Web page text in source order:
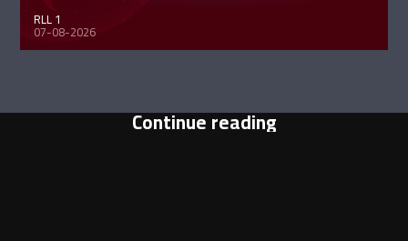
RLL 1
07-08-2026
Continue reading